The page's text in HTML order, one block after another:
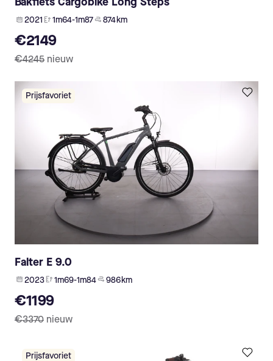
Bakfiets Cargobike Long Steps
2021 1m64-1m87 874 km
€2149
€4245 nieuw
Prijsfavoriet
Falter E 9.0
2023 1m69-1m84 986 km
€1199
€3370 nieuw
Prijsfavoriet